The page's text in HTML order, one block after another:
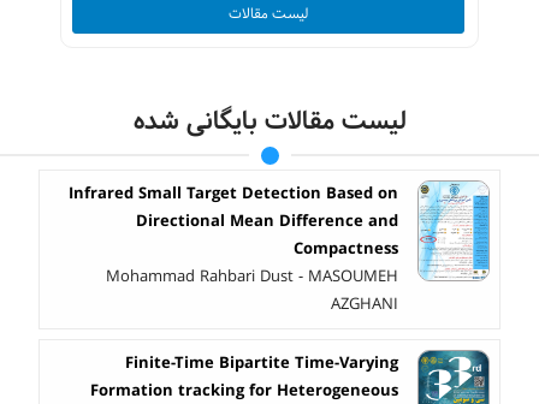
لیست مقالات
لیست مقالات بایگانی شده
Infrared Small Target Detection Based on
Directional Mean Difference and
Compactness
Mohammad Rahbari Dust - MASOUMEH
AZGHANI
Finite-Time Bipartite Time-Varying
Formation tracking for Heterogeneous